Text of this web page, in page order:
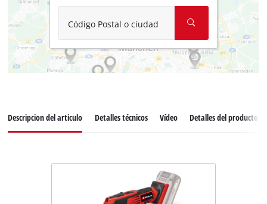
Código Postal o ciudad
Descripcion del articulo Detalles técnicos Vídeo Detalles del producto